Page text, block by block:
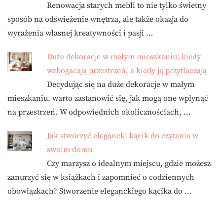
Renowacja starych mebli to nie tylko świetny
sposób na odświeżenie wnętrza, ale także okazja do
wyrażenia własnej kreatywności i pasji …
Duże dekoracje w małym mieszkaniu: kiedy
wzbogacają przestrzeń, a kiedy ją przytłaczają
Decydując się na duże dekoracje w małym
mieszkaniu, warto zastanowić się, jak mogą one wpłynąć
na przestrzeń. W odpowiednich okolicznościach, …
Jak stworzyć elegancki kącik do czytania w
swoim domu
Czy marzysz o idealnym miejscu, gdzie możesz
zanurzyć się w książkach i zapomnieć o codziennych
obowiązkach? Stworzenie eleganckiego kącika do …